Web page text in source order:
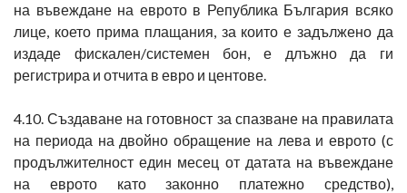
на въвеждане на еврото в Република България всяко
лице, което прима плащания, за които е задължено да
издаде фискален/системен бон, е длъжно да ги
регистрира и отчита в евро и центове.
4.10. Създаване на готовност за спазване на правилата
на периода на двойно обращение на лева и еврото (с
продължителност един месец от датата на въвеждане
на еврото като законно платежно средство),